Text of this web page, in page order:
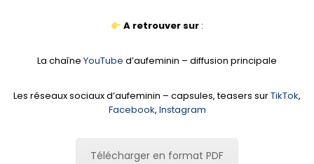
A retrouver sur:
La chaîne YouTube d’aufeminin – diffusion principale
Les réseaux sociaux d’aufeminin – capsules, teasers surTikTok,
Facebook, Instagram
Télécharger en format PDF